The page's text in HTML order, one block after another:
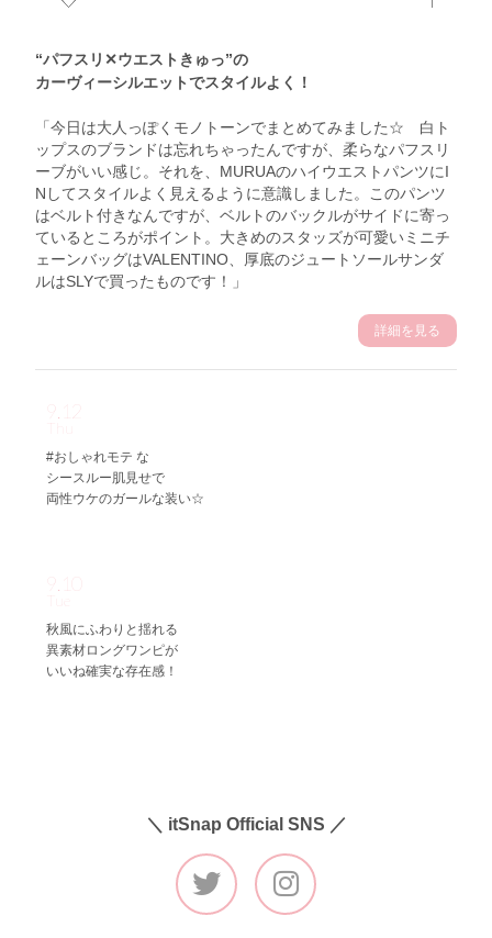
“パフスリ✕ウエストきゅっ”の
カーヴィーシルエットでスタイルよく！
「今日は大人っぽくモノトーンでまとめてみました☆ 白ト
ップスのブランドは忘れちゃったんですが、柔らなパフスリ
ーブがいい感じ。それを、MURUAのハイウエストパンツにI
Nしてスタイルよく見えるように意識しました。このパンツ
はベルト付きなんですが、ベルトのバックルがサイドに寄っ
ているところがポイント。大きめのスタッズが可愛いミニチ
ェーンバッグはVALENTINO、厚底のジュートソールサンダ
ルはSLYで買ったものです！」
詳細を見る
#おしゃれモテ な
シースルー肌見せで
両性ウケのガールな装い☆
秋風にふわりと揺れる
異素材ロングワンピが
いいね確実な存在感！
＼ itSnap Official SNS ／